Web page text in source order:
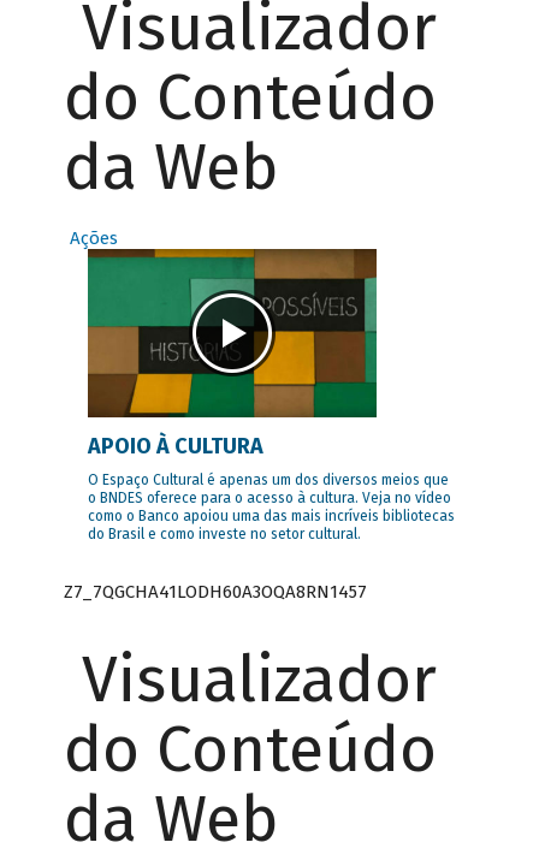
Visualizador
do Conteúdo
da Web
Ações
APOIO À CULTURA
O Espaço Cultural é apenas um dos diversos meios que
o BNDES oferece para o acesso à cultura. Veja no vídeo
como o Banco apoiou uma das mais incríveis bibliotecas
do Brasil e como investe no setor cultural.
Z7_7QGCHA41LODH60A3OQA8RN1457
Visualizador
do Conteúdo
da Web